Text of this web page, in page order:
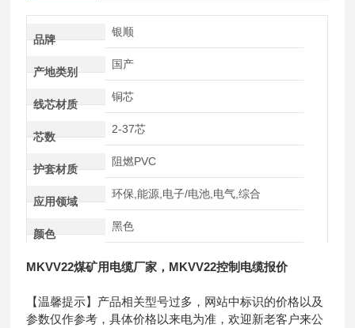
品牌
银顺
产地类别
国产
线芯材质
铜芯
芯数
2-37芯
护套材质
阻燃PVC
应用领域
环保,能源,电子/电池,电气,综合
颜色
黑色
MKVV22煤矿用电缆厂家，MKVV22控制电缆报价
【温馨提示】产品相关型号过多，网站中标识的价格以及
参数仅作参考，具体价格以来电为准，欢迎新老客户来公